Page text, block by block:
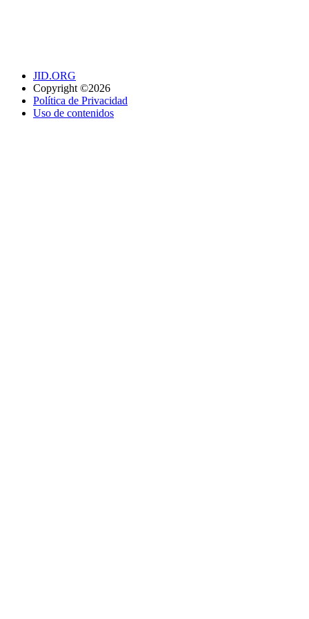
JID.ORG
Copyright ©2026
Política de Privacidad
Uso de contenidos